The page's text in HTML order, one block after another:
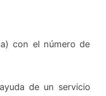
con el número de
de un servicio